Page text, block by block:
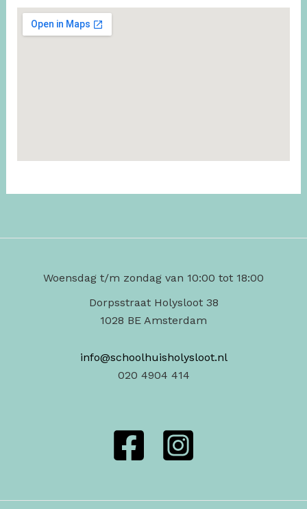
Woensdag t/m zondag van 10:00 tot 18:00
Dorpsstraat Holysloot 38
1028 BE Amsterdam
info@schoolhuisholysloot.nl
020 4904 414